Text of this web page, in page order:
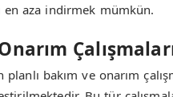
en aza indirmek mümkün.
bakım ve onarım